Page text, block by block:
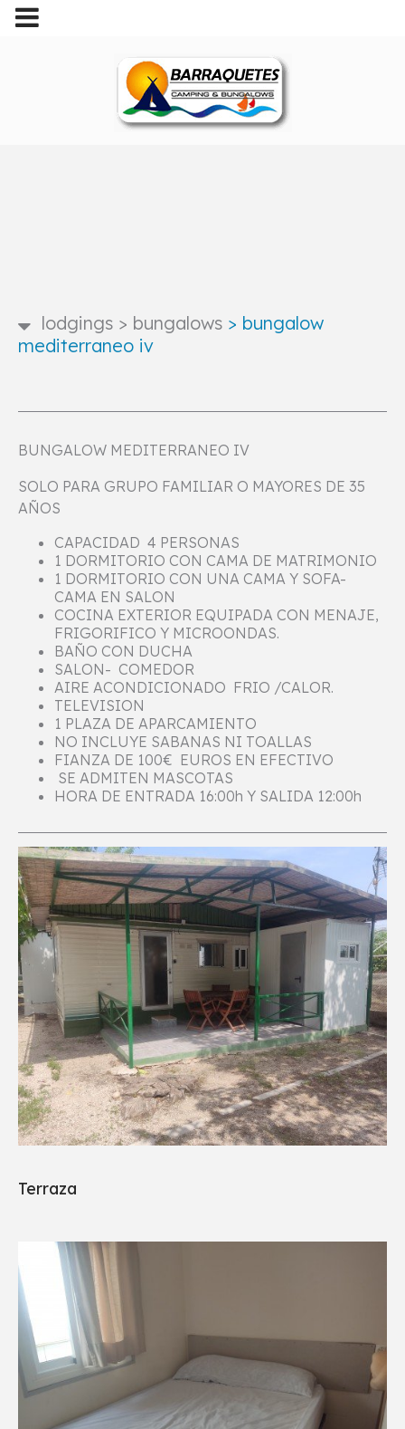
lodgings > bungalows > bungalow
mediterraneo iv
BUNGALOW MEDITERRANEO IV
SOLO PARA GRUPO FAMILIAR O MAYORES DE 35
AÑOS
CAPACIDAD 4 PERSONAS
1 DORMITORIO CON CAMA DE MATRIMONIO
1 DORMITORIO CON UNA CAMA Y SOFA-
CAMA EN SALON
COCINA EXTERIOR EQUIPADA CON MENAJE,
FRIGORIFICO Y MICROONDAS.
BAÑO CON DUCHA
SALON- COMEDOR
AIRE ACONDICIONADO FRIO /CALOR.
TELEVISION
1 PLAZA DE APARCAMIENTO
NO INCLUYE SABANAS NI TOALLAS
FIANZA DE 100€ EUROS EN EFECTIVO
SE ADMITEN MASCOTAS
HORA DE ENTRADA 16:00h Y SALIDA 12:00h
Terraza